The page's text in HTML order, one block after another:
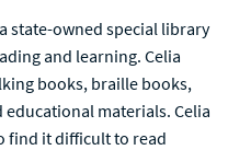
state-owned special library
and learning. Celia
books, braille books,
materials. Celia
find it difficult to read